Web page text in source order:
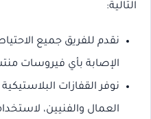
التالية:
نقدم للفريق جميع
الإصابة بأي فيروسات
نوفر القفازات
العمال والفنيين،